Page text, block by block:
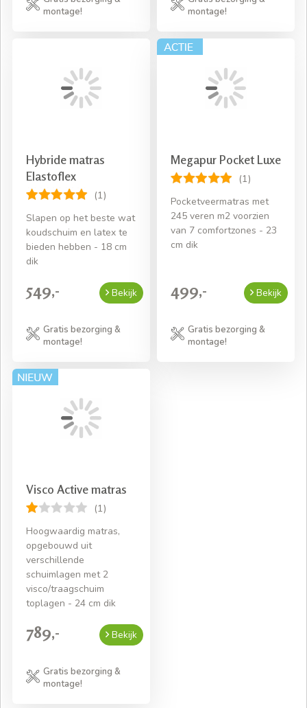
montage!
montage!
Hybride matras
Elastoflex
(1)
Slapen op het beste wat
koudschuim en latex te
bieden hebben - 18 cm
dik
549,- Bekijk
Gratis bezorging &
montage!
Megapur Pocket Luxe
(1)
Pocketveermatras met
245 veren m2 voorzien
van 7 comfortzones - 23
cm dik
499,- Bekijk
Gratis bezorging &
montage!
Visco Active matras
(1)
Hoogwaardig matras,
opgebouwd uit
verschillende
schuimlagen met 2
visco/traagschuim
toplagen - 24 cm dik
789,- Bekijk
Gratis bezorging &
montage!